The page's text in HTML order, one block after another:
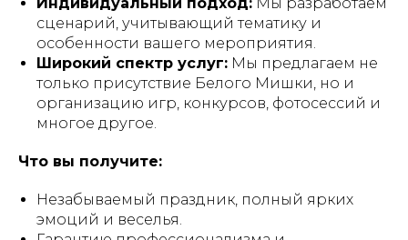
сценарий, учитывающий тематику и
особенности вашего мероприятия.
Широкий спектр услуг: Мы предлагаем не
только присутствие Белого Мишки, но и
организацию игр, конкурсов, фотосессий и
многое другое.
Что вы получите:
Незабываемый праздник, полный ярких
эмоций и веселья.